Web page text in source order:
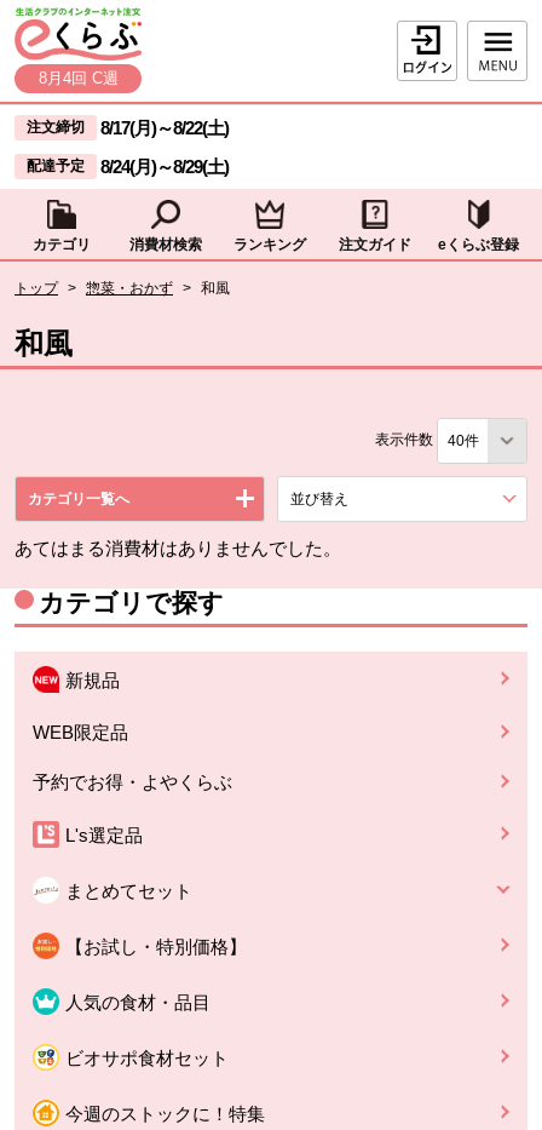
ページの先頭です。
本文へジャンプする。
8月4回 C週
ログイン
ここからサイト内共通メニューです。
サイト内共通メニューをスキップする
注文締切 8/17(月)～8/22(土)
配達予定 8/24(月)～8/29(土)
カテゴリ 消費材検索 ランキング 注文ガイド eくらぶ登録
トップ > 惣菜・おかず > 和風
和風
表示件数
カテゴリ一覧へ 並び替え
あてはまる消費材はありませんでした。
カテゴリで探す
新規品
WEB限定品
予約でお得・よやくらぶ
L's選定品
まとめてセット
【お試し・特別価格】
人気の食材・品目
ビオサポ食材セット
今週のストックに！特集